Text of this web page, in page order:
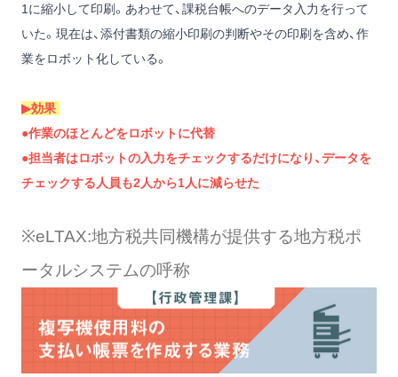
1に縮小して印刷。あわせて、課税台帳へのデータ入力を行って
いた。現在は、添付書類の縮小印刷の判断やその印刷を含め、作
業をロボット化している。
▶︎効果
●作業のほとんどをロボットに代替
●担当者はロボットの入力をチェックするだけになり、データを
チェックする人員も2人から1人に減らせた
※eLTAX:地方税共同機構が提供する地方税ポ
ータルシステムの呼称